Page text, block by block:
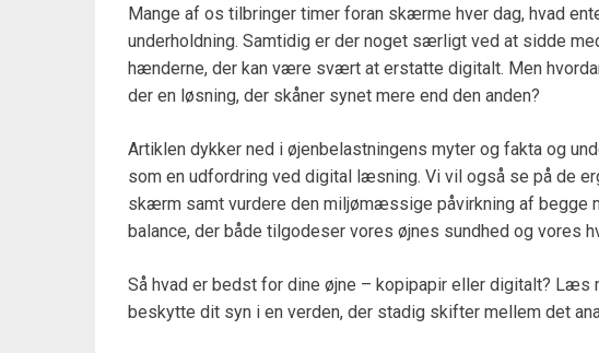
Mange af os tilbringer timer foran skærme hver dag, hvad
underholdning. Samtidig er der noget særligt ved at sidde
hænderne, der kan være svært at erstatte digitalt. Men
der en løsning, der skåner synet mere end den anden?
Artiklen dykker ned i øjenbelastningens myter og fakta og
som en udfordring ved digital læsning. Vi vil også se på de
skærm samt vurdere den miljømæssige påvirkning af begge
balance, der både tilgodeser vores øjnes sundhed og vores
Så hvad er bedst for dine øjne – kopipapir eller digitalt? Læs
beskytte dit syn i en verden, der stadig skifter mellem det